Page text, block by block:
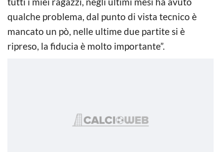
qualche problema, dal punto di vista tecnico è
mancato un pò, nelle ultime due partite si è
ripreso, la fiducia è molto importante”.